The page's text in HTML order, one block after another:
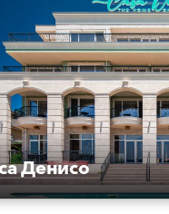
Денисо